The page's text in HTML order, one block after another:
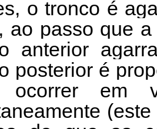
o tronco é
ao passo que
anterior
posterior é
ocorrer em